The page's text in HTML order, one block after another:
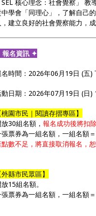
SEL 核心理念：社會覺察」
學會「同理心」，了解自己
，建立良好的社會覺察能力，
名資訊 ✦
時間：2026年06月19日 (五
日期：2026年07月19日 (日)
桃園市民｜閱讀存摺專區】
30組名額， 報名成功後將扣
票券為一組名額，一組名額
數不足，將直接取消報名，恕
外縣市民眾區】
15組名額。
票券為一組名額，一組名額